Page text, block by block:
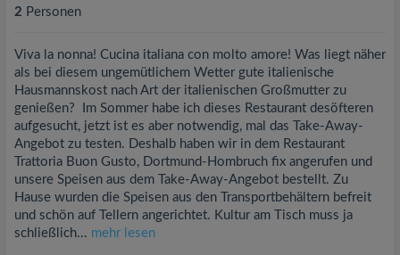
2 Personen
Viva la nonna! Cucina italiana con molto amore! Was liegt näher
als bei diesem ungemütlichem Wetter gute italienische
Hausmannskost nach Art der italienischen Großmutter zu
genießen? Im Sommer habe ich dieses Restaurant desöfteren
aufgesucht, jetzt ist es aber notwendig, mal das Take-Away-
Angebot zu testen. Deshalb haben wir in dem Restaurant
Trattoria Buon Gusto, Dortmund-Hombruch fix angerufen und
unsere Speisen aus dem Take-Away-Angebot bestellt. Zu
Hause wurden die Speisen aus den Transportbehältern befreit
und schön auf Tellern angerichtet. Kultur am Tisch muss ja
schließlich... mehr lesen